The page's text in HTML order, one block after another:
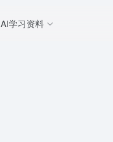
AI学习资料